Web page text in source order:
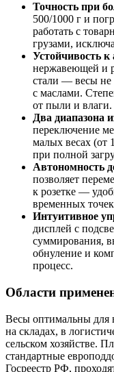
Точность при
500/1000 г и
работать с
грузами,
Устойчивость к
нержавеющей и
стали — весы не
с маслами.
от пыли и влаги.
Два диапазона
переключение
малых весах (от
при полной
Автономность
позволяет
к розетке —
временных
Интуитивное
дисплей с
суммирования,
обнуление и
процесс.
Области
Весы оптимальны для
на складах, в
сельском хозяйстве.
стандартные
Госреестр РФ,